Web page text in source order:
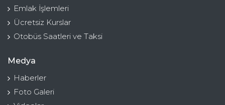
Emlak İşlemleri
Ücretsiz Kurslar
Otobüs Saatleri ve Taksi
Medya
Haberler
Foto Galeri